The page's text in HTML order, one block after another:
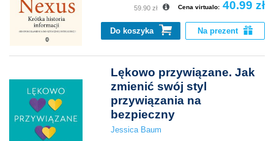
Cena virtualo: 40.99 zł
59.90 zł
Do koszyka Na prezent
Lękowo przywiązane. Jak
zmienić swój styl
przywiązania na
bezpieczny
Jessica Baum